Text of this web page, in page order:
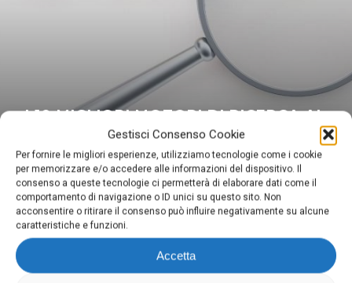
Gestisci Consenso Cookie
Per fornire le migliori esperienze, utilizziamo tecnologie come i cookie
per memorizzare e/o accedere alle informazioni del dispositivo. Il
consenso a queste tecnologie ci permetterà di elaborare dati come il
comportamento di navigazione o ID unici su questo sito. Non
acconsentire o ritirare il consenso può influire negativamente su alcune
caratteristiche e funzioni.
Accetta
I 10 MIGLIORI MOTORI DI RICERCA AL
MONDO